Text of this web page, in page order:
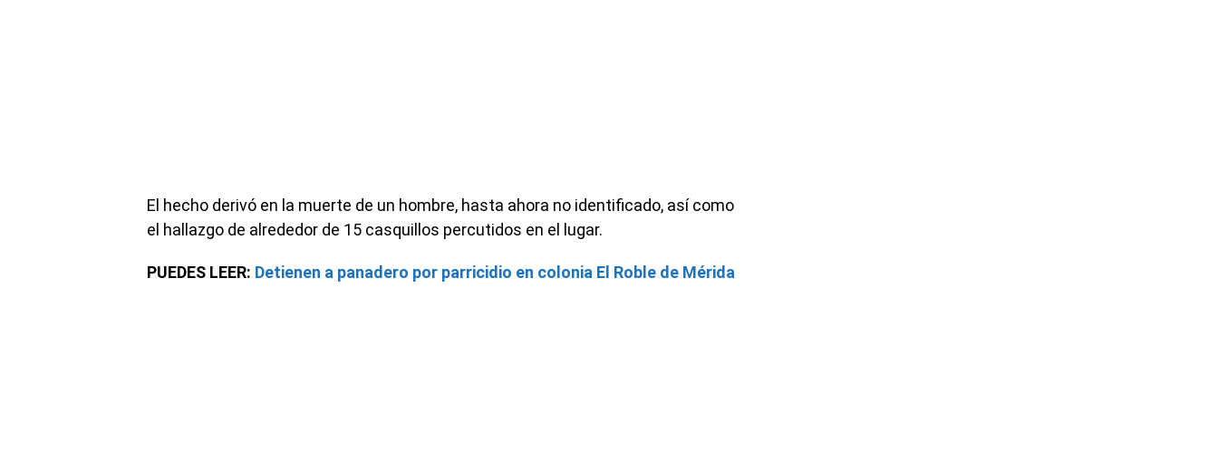
El hecho derivó en la muerte de un hombre, hasta ahora no identificado, así como
el hallazgo de alrededor de 15 casquillos percutidos en el lugar.
PUEDES LEER: Detienen a panadero por parricidio en colonia El Roble de Mérida